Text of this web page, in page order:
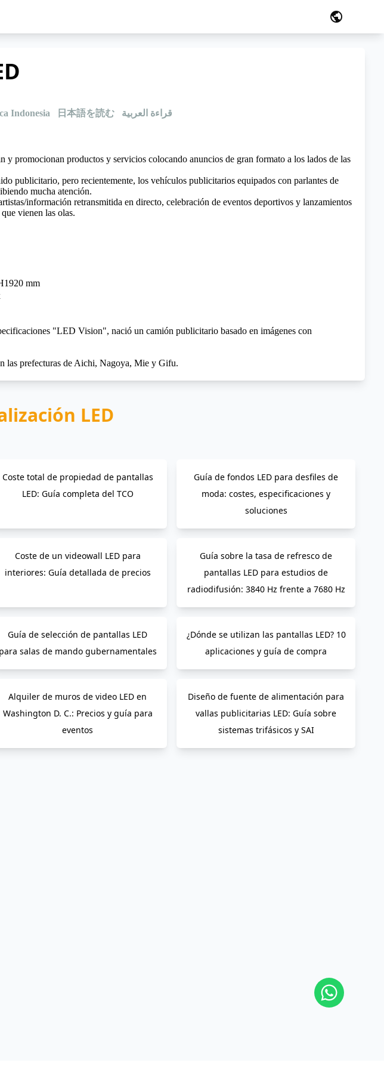
public
Indonesia 日本語を読む قراءة العربية
promocionan productos y servicios colocando anuncios de gran formato a los lados de las
publicitario, pero recientemente, los vehículos publicitarios equipados con parlantes de
mucha atención.
información retransmitida en directo, celebración de eventos deportivos y lanzamientos
vienen las olas.
mm
"LED Vision", nació un camión publicitario basado en imágenes con
las prefecturas de Aichi, Nagoya, Mie y Gifu.
LED
Coste total de propiedad de pantallas
LED: Guía completa del TCO
Guía de fondos LED para desfiles de
moda: costes, especificaciones y
soluciones
Coste de un videowall LED para
interiores: Guía detallada de precios
Guía sobre la tasa de refresco de
pantallas LED para estudios de
radiodifusión: 3840 Hz frente a 7680 Hz
Guía de selección de pantallas LED
para salas de mando gubernamentales
¿Dónde se utilizan las pantallas LED? 10
aplicaciones y guía de compra
Alquiler de muros de video LED en
Washington D. C.: Precios y guía para
eventos
Diseño de fuente de alimentación para
vallas publicitarias LED: Guía sobre
sistemas trifásicos y SAI